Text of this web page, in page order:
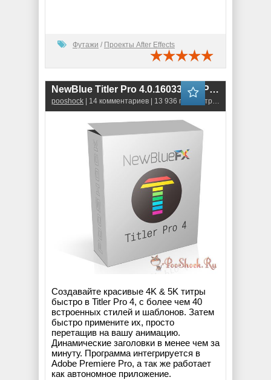
Футажи / Проекты After Effects
NewBlue Titler Pro 4.0.160330 RePack
pooshock | 14 комментариев | 13 936 просмотров
Создавайте красивые 4K & 5K титры
быстро в Titler Pro 4, с более чем 40
встроенных стилей и шаблонов. Затем
быстро примените их, просто
перетащив на вашу анимацию.
Динамические заголовки в менее чем за
минуту. Программа интегрируется в
Adobe Premiere Pro, а так же работает
как автономное приложение.